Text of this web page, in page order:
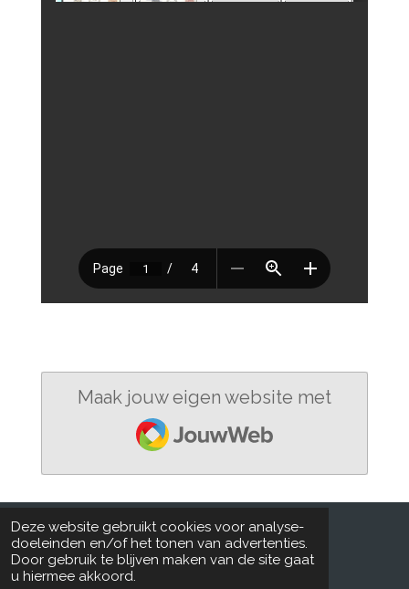
Deze website gebruikt cookies voor analyse-
doeleinden en/of het tonen van advertenties.
Door gebruik te blijven maken van de site gaat
u hiermee akkoord.
Maak jouw eigen website met
JouwWeb
UPDATE: FDC
© 2021 - 2026 FDC-BE catalogu(s)(e)_NL-FR-EN